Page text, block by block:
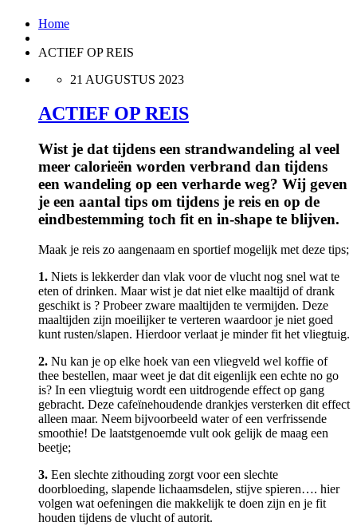
Home
ACTIEF OP REIS
21 AUGUSTUS 2023
ACTIEF OP REIS
Wist je dat tijdens een strandwandeling al veel
meer calorieën worden verbrand dan tijdens
een wandeling op een verharde weg? Wij geven
je een aantal tips om tijdens je reis en op de
eindbestemming toch fit en in-shape te blijven.
Maak je reis zo aangenaam en sportief mogelijk met deze tips;
1. Niets is lekkerder dan vlak voor de vlucht nog snel wat te
eten of drinken. Maar wist je dat niet elke maaltijd of drank
geschikt is ? Probeer zware maaltijden te vermijden. Deze
maaltijden zijn moeilijker te verteren waardoor je niet goed
kunt rusten/slapen. Hierdoor verlaat je minder fit het vliegtuig.
2. Nu kan je op elke hoek van een vliegveld wel koffie of
thee bestellen, maar weet je dat dit eigenlijk een echte no go
is? In een vliegtuig wordt een uitdrogende effect op gang
gebracht. Deze cafeïnehoudende drankjes versterken dit effect
alleen maar. Neem bijvoorbeeld water of een verfrissende
smoothie! De laatstgenoemde vult ook gelijk de maag een
beetje;
3. Een slechte zithouding zorgt voor een slechte
doorbloeding, slapende lichaamsdelen, stijve spieren…. hier
volgen wat oefeningen die makkelijk te doen zijn en je fit
houden tijdens de vlucht of autorit.